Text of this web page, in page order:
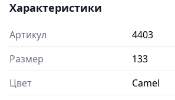
Характеристики
Артикул
4403
Размер
133
Цвет
Camel